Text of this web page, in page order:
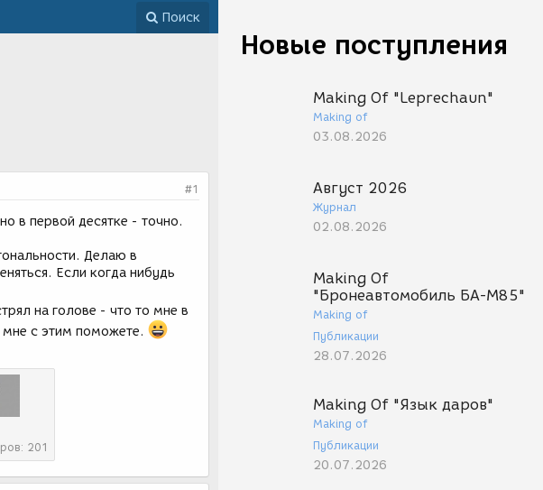
Новые поступления
Making Of "Leprechaun"
Making of
03.08.2026
Август 2026
Журнал
02.08.2026
Making Of
"Бронеавтомобиль БА-М85"
Making of
Публикации
28.07.2026
Making Of "Язык даров"
Making of
Публикации
20.07.2026
Поиск
#1
в первой десятке - точно.
Делаю в
Если когда нибудь
на голове - что то мне в
с этим поможете.
201